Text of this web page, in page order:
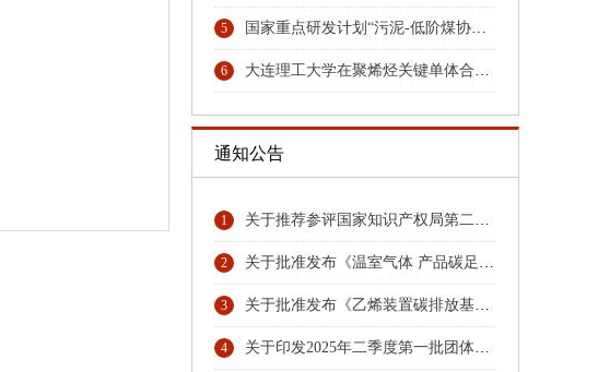
5 国家重点研发计划“污泥-低阶煤协同热解与秸秆水解耦合技术及装备”项目召开汇报与交流会
6 大连理工大学在聚烯烃关键单体合成领域取得重大技术突破
通知公告
1 关于推荐参评国家知识产权局第二十六届中国专利奖专利名单首批公示名单
2 关于批准发布《温室气体 产品碳足迹量化方法与要求 硝酸》团体标准的公告
3 关于批准发布《乙烯装置碳排放基准》《环氧乙烷乙二醇装置碳排放基准》团体标准的公告
4 关于印发2025年二季度第一批团体标准项目计划的通知